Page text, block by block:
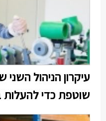
עיקרון הניהול השני
שוטפת כדי להעלות